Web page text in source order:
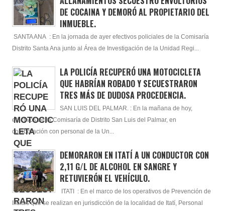
DE COCAINA Y DEMORÓ AL PROPIETARIO DEL
INMUEBLE.
SANTA ANA : En la jornada de ayer efectivos policiales de la Comisaría
Distrito Santa Ana junto al Área de Investigación de la Unidad Regi...
LA POLICÍA RECUPERÓ UNA MOTOCICLETA
QUE HABRÍAN ROBADO Y SECUESTRARON
TRES MÁS DE DUDOSA PROCEDENCIA.
SAN LUIS DEL PALMAR. : En la mañana de hoy,
efectivos de la Comisaría de Distrito San Luis del Palmar, en
colaboración con personal de la Un...
DEMORARON EN ITATÍ A UN CONDUCTOR CON
2,11 G/L DE ALCOHOL EN SANGRE Y
RETUVIERÓN EL VEHÍCULO.
ITATI : En el marco de los operativos de Prevención de
Ilícitos que se realizan en jurisdicción de la localidad de Itatí, Personal